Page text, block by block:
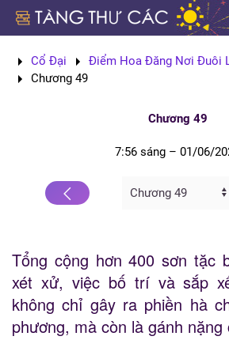
Cổ Đại
Điểm Hoa Đăng Nơi Đuôi
Chương 49
Chương 49
7:56 sáng – 01/06/
Tổng cộng hơn 400 sơn tặc
xét xử, việc bố trí và sắp
không chỉ gây ra phiền hà
phương, mà còn là gánh